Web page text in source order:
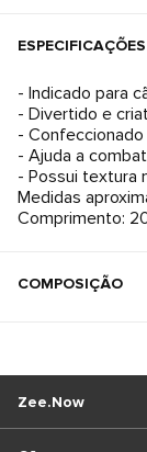
ESPECIFICAÇÕES
- Indicado para
- Divertido e
-
- Ajuda a
- Possui textura
Medidas
Comprimento:
COMPOSIÇÃO
Zee.Now